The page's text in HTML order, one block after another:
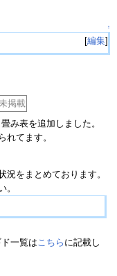
↑
[編集]
掲載
み表を追加しました。
れてます。
況をまとめております。
。
一覧はこちら に記載し